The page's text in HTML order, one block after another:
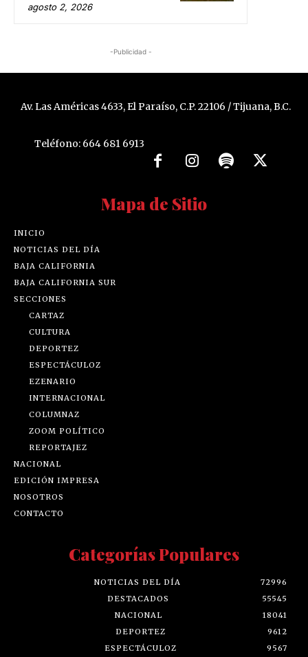
agosto 2, 2026
-Publicidad -
Av. Las Américas 4633, El Paraíso, C.P. 22106 / Tijuana, B.C.
Teléfono: 664 681 6913
Mapa de Sitio
INICIO
NOTICIAS DEL DÍA
BAJA CALIFORNIA
BAJA CALIFORNIA SUR
SECCIONES
CARTAZ
CULTURA
DEPORTEZ
ESPECTÁCULOZ
EZENARIO
INTERNACIONAL
COLUMNAZ
ZOOM POLÍTICO
REPORTAJEZ
NACIONAL
EDICIÓN IMPRESA
NOSOTROS
CONTACTO
Categorías Populares
NOTICIAS DEL DÍA
72996
DESTACADOS
55545
NACIONAL
18041
DEPORTEZ
9612
ESPECTÁCULOZ
9567